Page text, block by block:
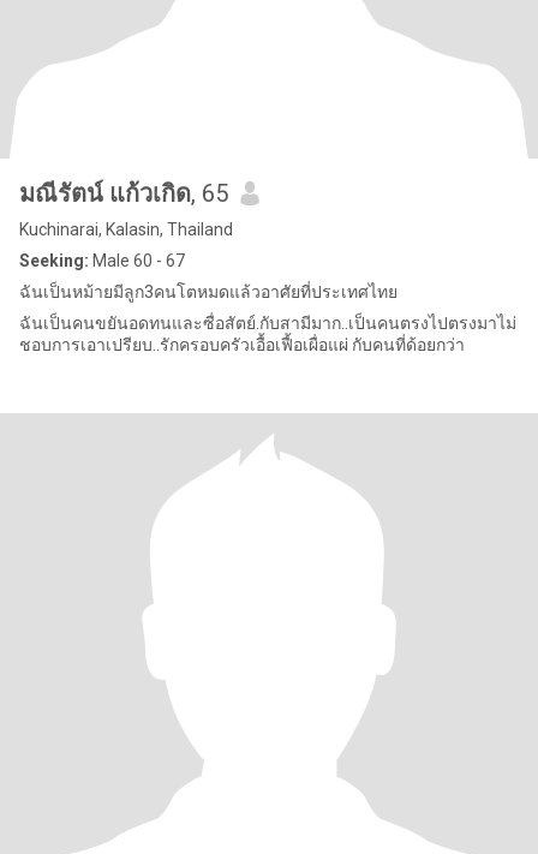
มณีรัตน์ แก้วเกิด, 65
Kuchinarai, Kalasin, Thailand
Seeking: Male 60 - 67
ฉันเป็นหม้ายมีลูก3คนโตหมดแล้วอาศัยที่ประเทศไทย
ฉันเป็นคนขยันอดทนและซื่อสัตย์.กับสามีมาก..เป็นคนตรงไปตรงมาไม่
ชอบการเอาเปรียบ..รักครอบครัวเอื้อเฟื้อเผื่อแผ่ กับคนที่ด้อยกว่า